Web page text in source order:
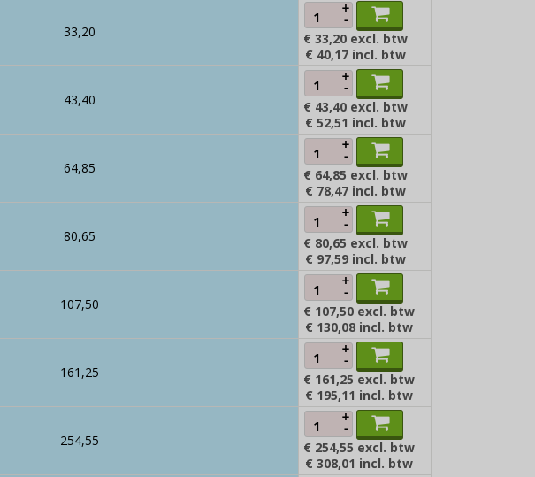
33,20
+
-
€ 33,20 excl. btw
€ 40,17 incl. btw
43,40
+
-
€ 43,40 excl. btw
€ 52,51 incl. btw
64,85
+
-
€ 64,85 excl. btw
€ 78,47 incl. btw
80,65
+
-
€ 80,65 excl. btw
€ 97,59 incl. btw
107,50
+
-
€ 107,50 excl. btw
€ 130,08 incl. btw
161,25
+
-
€ 161,25 excl. btw
€ 195,11 incl. btw
254,55
+
-
€ 254,55 excl. btw
€ 308,01 incl. btw